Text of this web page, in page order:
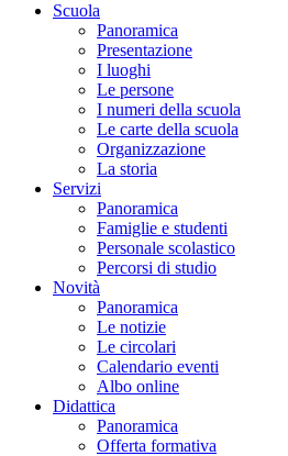
Scuola
Panoramica
Presentazione
I luoghi
Le persone
I numeri della scuola
Le carte della scuola
Organizzazione
La storia
Servizi
Panoramica
Famiglie e studenti
Personale scolastico
Percorsi di studio
Novità
Panoramica
Le notizie
Le circolari
Calendario eventi
Albo online
Didattica
Panoramica
Offerta formativa